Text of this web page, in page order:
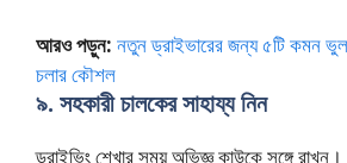
আরও পড়ুন: নতুন ড্রাইভারের জন্য ৫টি কমন
চলার কৌশল
৯. সহকারী চালকের সাহায্য নিন
ড্রাইভিং শেখার সময় অভিজ্ঞ কাউকে সঙ্গে রাখুন।